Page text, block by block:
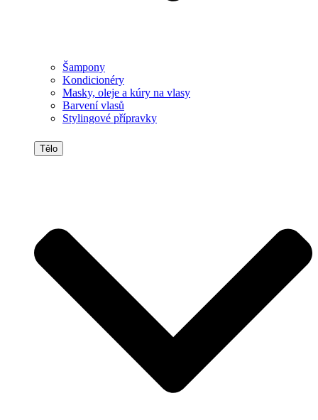
Šampony
Kondicionéry
Masky, oleje a kúry na vlasy
Barvení vlasů
Stylingové přípravky
Tělo